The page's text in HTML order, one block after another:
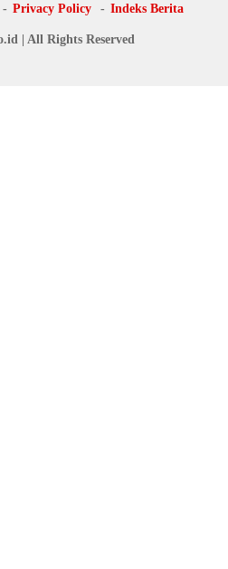
Privacy Policy Indeks Berita
| All Rights Reserved